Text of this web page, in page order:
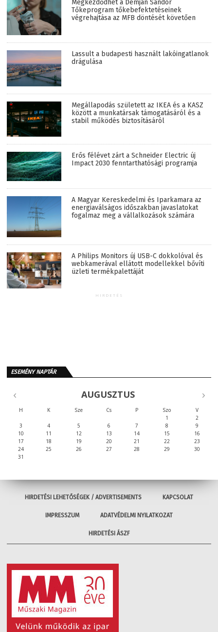
Megkezdődhet a Demján Sándor
Tőkeprogram tőkebefektetéseinek
végrehajtása az MFB döntését követően
Lassult a budapesti használt lakóingatlanok
drágulása
Megállapodás született az IKEA és a KASZ
között a munkatársak támogatásáról és a
stabil működés biztosításáról
Erős félévet zárt a Schneider Electric új
Impact 2030 fenntarthatósági programja
A Magyar Kereskedelmi és Iparkamara az
energiaválságos időszakban javaslatokat
fogalmaz meg a vállalkozások számára
A Philips Monitors új USB-C dokkolóval és
webkamerával ellátott modellekkel bővíti
üzleti termékpalettáját
HIRDETÉS
ESEMÉNY NAPTÁR
AUGUSZTUS
H K Sze Cs P Szo
V
1
2
3
4 5 6 7 8
9
10
11 12 13 14 15
16
17
18 19 20 21 22
23
24
25 26 27 28 29
30
31
HIRDETÉSI LEHETŐSÉGEK / ADVERTISEMENTS KAPCSOLAT
IMPRESSZUM ADATVÉDELMI NYILATKOZAT
HIRDETÉSI ÁSZF